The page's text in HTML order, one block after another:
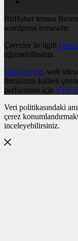
BirHaber teması
wordpress temasıdır.
Çerezler ile ilgili
öğrenebilirsiniz.
Vakit.com.tr, web
firmasının kaliteli
performans için VPS
Veri politikasındaki
çerez
inceleyebilirsiniz.